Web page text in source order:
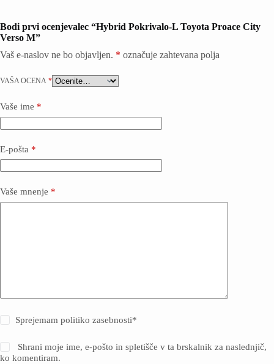
Bodi prvi ocenjevalec “Hybrid Pokrivalo-L Toyota Proace City
Verso M”
Vaš e-naslov ne bo objavljen. * označuje zahtevana polja
VAŠA OCENA *
Vaše ime *
E-pošta *
Vaše mnenje *
Sprejemam politiko zasebnosti*
Shrani moje ime, e-pošto in spletišče v ta brskalnik za naslednjič,
ko komentiram.